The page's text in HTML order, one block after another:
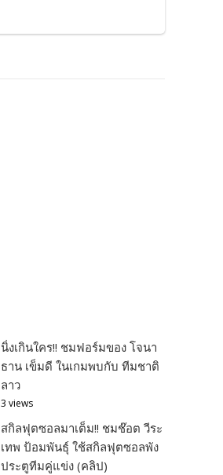
นิ่งเกินใคร!! ชมฟอร์มของ โจนา
ธาน เข็มดี ในเกมพบกับ ทีมชาติ
ลาว
3 views
สกิลฟุตซอลมาเต็ม!! ชมช๊อต วีระ
เทพ ป้อมพันธุ์ ใช้สกิลฟุตซอลพัง
ประตูทีมคู่แข่ง (คลิป)